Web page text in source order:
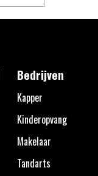
Bedrijven
Kapper
Kinderopvang
Makelaar
Tandarts